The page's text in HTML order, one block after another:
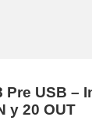
Pre USB –
y 20 OUT